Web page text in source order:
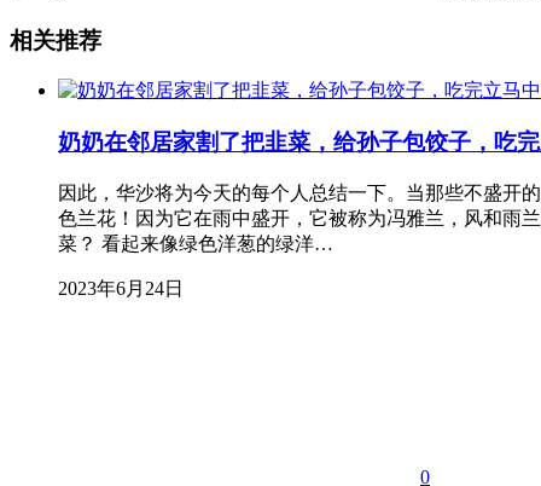
相关推荐
奶奶在邻居家割了把韭菜，给孙子包饺子，吃
因此，华沙将为今天的每个人总结一下。当那些不盛开
色兰花！因为它在雨中盛开，它被称为冯雅兰，风和雨
菜？ 看起来像绿色洋葱的绿洋…
2023年6月24日
0